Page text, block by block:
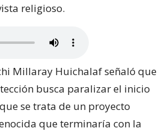
religioso.
Millaray Huichalaf señaló que
busca paralizar el inicio
se trata de un proyecto
que terminaría con la